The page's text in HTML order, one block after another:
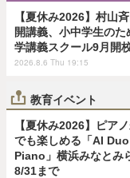
【夏休み2026】村山
開講義、小中学生のた
学講義スクール9月開
2026.8.6 Thu 19:15
教育イベント
【夏休み2026】ピア
でも楽しめる「AI Duo
Piano」横浜みなとみ
8/31まで